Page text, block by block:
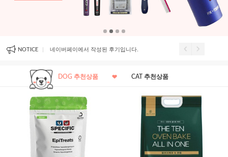
NOTICE
입니다. 네이버페이에서 작성된 후기입니다. 네이버페이에서 작성된
DOG 추천상품 CAT 추천상품